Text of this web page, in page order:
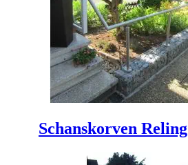
Schanskorven Reling